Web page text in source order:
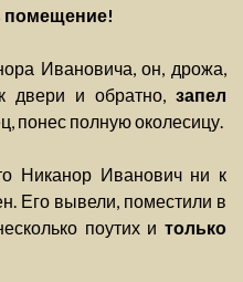
помещение!
Ивановича, он, дрожа,
двери и обратно, запел
понес полную околесицу.
Никанор Иванович ни к
Его вывели, поместили в
поутих и только